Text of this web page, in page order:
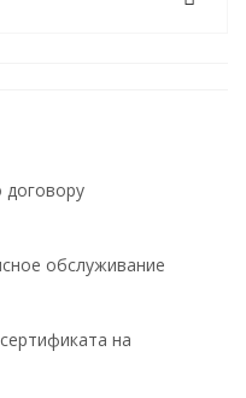
договору
обслуживание
на